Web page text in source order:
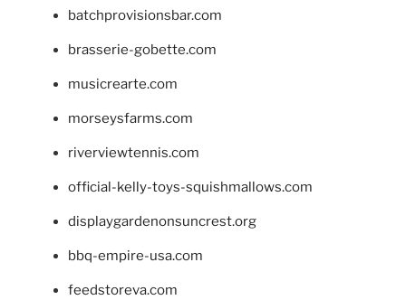
batchprovisionsbar.com
brasserie-gobette.com
musicrearte.com
morseysfarms.com
riverviewtennis.com
official-kelly-toys-squishmallows.com
displaygardenonsuncrest.org
bbq-empire-usa.com
feedstoreva.com